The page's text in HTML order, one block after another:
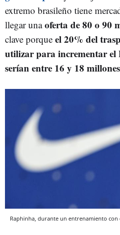
extremo brasileño tiene
llegar unaoferta de 80 o 90
clave porque el 20% del
utilizar para incrementar el
serían entre 16 y 18
Raphinha, durante un entrenamiento con